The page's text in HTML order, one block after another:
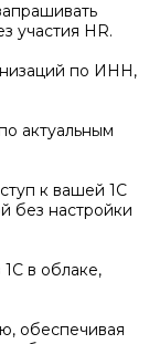
участия HR.
по ИНН,
актуальным
к вашей 1С
без настройки
в облаке,
обеспечивая